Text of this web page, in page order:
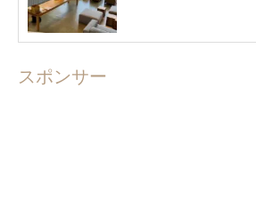
スポンサー